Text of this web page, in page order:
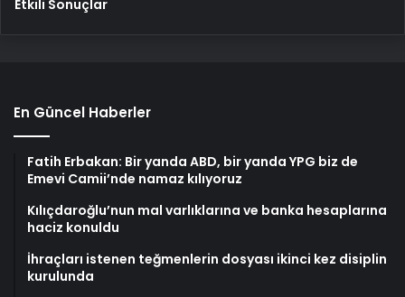
Etkili Sonuçlar
En Güncel Haberler
Fatih Erbakan: Bir yanda ABD, bir yanda YPG biz de
Emevi Camii’nde namaz kılıyoruz
Kılıçdaroğlu’nun mal varlıklarına ve banka hesaplarına
haciz konuldu
İhraçları istenen teğmenlerin dosyası ikinci kez disiplin
kurulunda